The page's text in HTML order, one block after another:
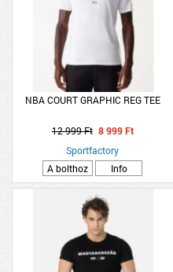
NBA COURT GRAPHIC REG TEE
12 999 Ft 8 999 Ft
Sportfactory
A bolthoz
Info